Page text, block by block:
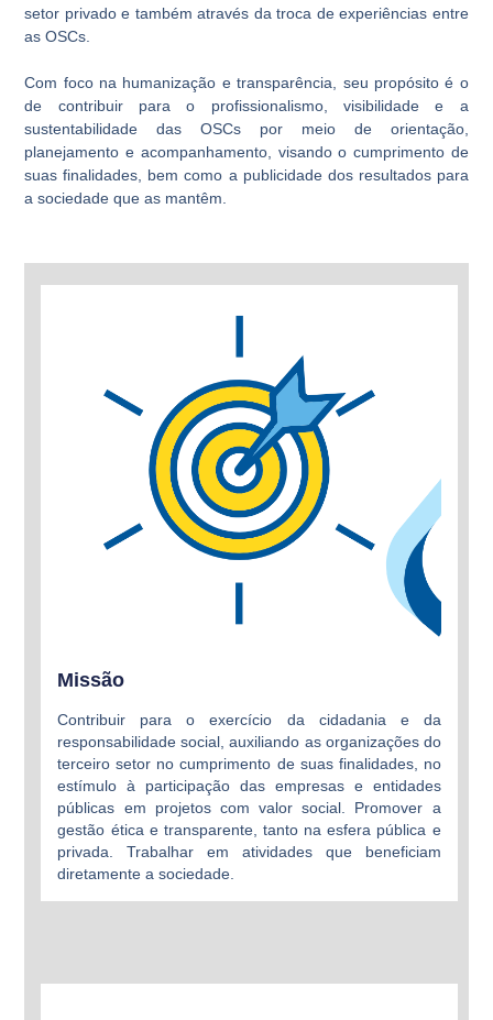
setor privado e também através da troca de experiências entre
as OSCs.
Com foco na humanização e transparência, seu propósito é o
de contribuir para o profissionalismo, visibilidade e a
sustentabilidade das OSCs por meio de orientação,
planejamento e acompanhamento, visando o cumprimento de
suas finalidades, bem como a publicidade dos resultados para
a sociedade que as mantêm.
Missão
Contribuir para o exercício da cidadania e da
responsabilidade social, auxiliando as organizações do
terceiro setor no cumprimento de suas finalidades, no
estímulo à participação das empresas e entidades
públicas em projetos com valor social. Promover a
gestão ética e transparente, tanto na esfera pública e
privada. Trabalhar em atividades que beneficiam
diretamente a sociedade.